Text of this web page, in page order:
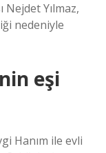
Nejdet Yılmaz,
nedeniyle
eşi
Hanım ile evli